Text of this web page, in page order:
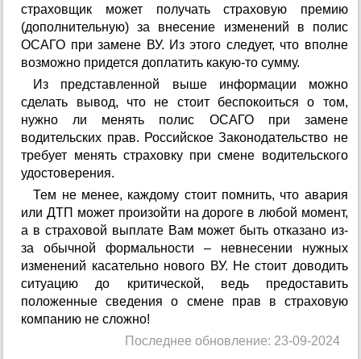
страховщик может получать страховую премию
(дополнительную) за внесение изменений в полис
ОСАГО при замене ВУ. Из этого следует, что вполне
возможно придется доплатить какую-то сумму.
Из представленной выше информации можно
сделать вывод, что не стоит беспокоиться о том,
нужно ли менять полис ОСАГО при замене
водительских прав. Российское Законодательство не
требует менять страховку при смене водительского
удостоверения.
Тем не менее, каждому стоит помнить, что авария
или ДТП может произойти на дороге в любой момент,
а в страховой выплате Вам может быть отказано из-
за обычной формальности – невнесении нужных
изменений касательно нового ВУ. Не стоит доводить
ситуацию до критической, ведь предоставить
положенные сведения о смене прав в страховую
компанию не сложно!
Последнее обновление: 23-09-2024